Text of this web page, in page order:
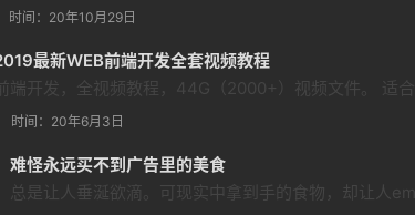
时间： 20年10月29日
最新WEB前端开发全套视频教程
时间： 20年6月3日
难怪永远买不到广告里的美食